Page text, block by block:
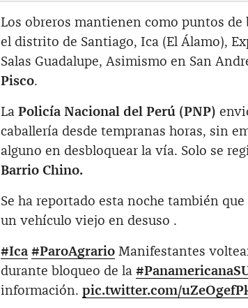
Los obreros mantienen como puntos de
el distrito de Santiago, Ica (El Álamo),
Salas Guadalupe, Asimismo en San
Pisco.
La Policía Nacional del Perú (PNP)
caballería desde tempranas horas, sin
alguno en desbloquear la vía. Solo se
Barrio Chino.
Se ha reportado esta noche también
un vehículo viejo en desuso .
#Ica #ParoAgrario Manifestantes
durante bloqueo de la
información. pic.twitter.com/